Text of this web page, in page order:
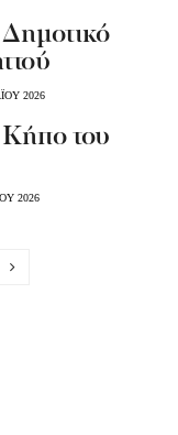
2026
Κήπο του
2026